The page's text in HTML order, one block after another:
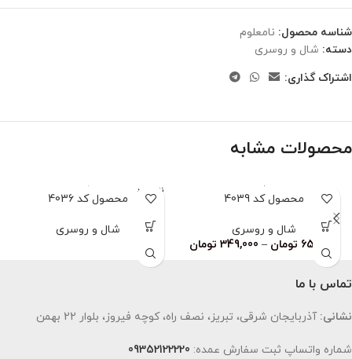
شناسه محصول: نامعلوم
دسته: شال و روسری
اشتراک گذاری:
محصولات مشابه
محصول کد 4039
شال و روسری
659,000 تومان –
349,000 تومان
ناموجود
محصول کد 4036
شال و روسری
تماس با ما
نشانی: آذربایجان شرقی، تبریز، نصف راه، کوچه فیروز، بلوار 22 بهمن
شماره واتساپ ثبت سفارش عمده: 09352122220